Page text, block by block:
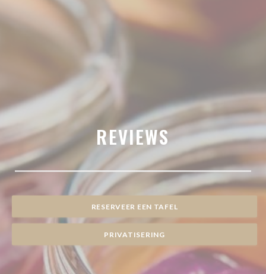
REVIEWS
RESERVEER EEN TAFEL
PRIVATISERING